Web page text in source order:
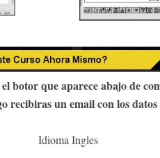
botor que aparece abajo de
recibiras un email con los
Idioma Ingles